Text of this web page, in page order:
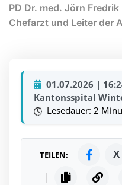
PD Dr. med. Jörn
Chefarzt und Leiter der
01.07.2026 |
Kantonsspital
Lesedauer: 2
TEILEN: X
|